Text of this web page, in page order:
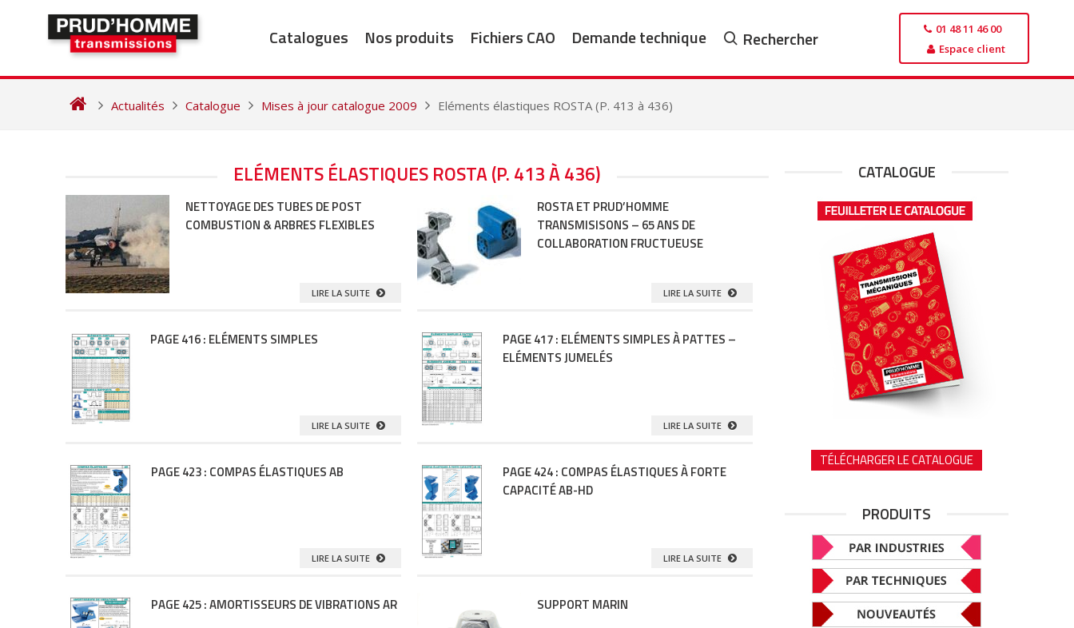
Catalogues Nos produits Fichiers CAO Demande technique Rechercher
01 48 11 46 00
Espace client
Actualités Catalogue Mises à jour catalogue 2009 Eléments élastiques ROSTA (P. 413 à 436)
ELÉMENTS ÉLASTIQUES ROSTA (P. 413 À 436)
NETTOYAGE DES TUBES DE POST
COMBUSTION & ARBRES FLEXIBLES
LIRE LA SUITE
ROSTA ET PRUD’HOMME
TRANSMISISONS – 65 ANS DE
COLLABORATION FRUCTUEUSE
LIRE LA SUITE
PAGE 416 : ELÉMENTS SIMPLES
LIRE LA SUITE
PAGE 417 : ELÉMENTS SIMPLES À PATTES –
ELÉMENTS JUMELÉS
LIRE LA SUITE
PAGE 423 : COMPAS ÉLASTIQUES AB
LIRE LA SUITE
PAGE 424 : COMPAS ÉLASTIQUES À FORTE
CAPACITÉ AB-HD
LIRE LA SUITE
PAGE 425 : AMORTISSEURS DE VIBRATIONS AR SUPPORT MARIN
DES
ARTICLES
CATALOGUE
TÉLÉCHARGER LE CATALOGUE
PRODUITS